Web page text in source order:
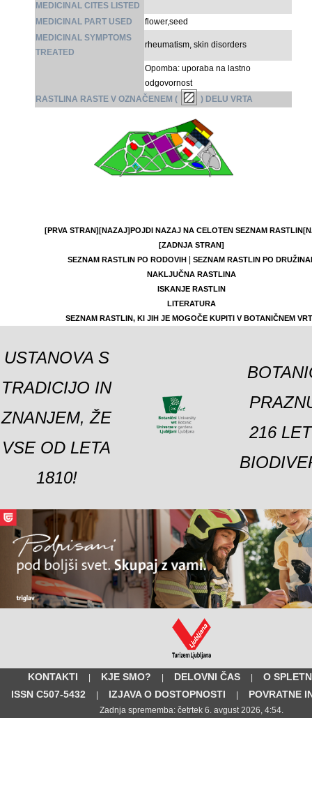
MEDICINAL CITES LISTED
MEDICINAL PART USED
flower,seed
MEDICINAL SYMPTOMS
TREATED
rheumatism, skin disorders
Opomba: uporaba na lastno
odgovornost
RASTLINA RASTE V OZNAČENEM (
) DELU VRTA
[PRVA STRAN][NAZAJ]POJDI NAZAJ NA CELOTEN SEZNAM RASTLIN
[ZADNJA STRAN]
SEZNAM RASTLIN PO RODOVIH|
SEZNAM RASTLIN PO
NAKLJUČNA RASTLINA
ISKANJE RASTLIN
LITERATURA
SEZNAM RASTLIN, KI JIH JE MOGOČE KUPITI V BOTANIČNEM
USTANOVA S
TRADICIJO IN
ZNANJEM, ŽE
VSE OD LETA
1810!
216
KONTAKTI | KJE SMO? | DELOVNI ČAS |
O
ISSN C507-5432
| IZJAVA O DOSTOPNOSTI | POVRATNE
Zadnja sprememba: četrtek 6. avgust 2026, 4:54.